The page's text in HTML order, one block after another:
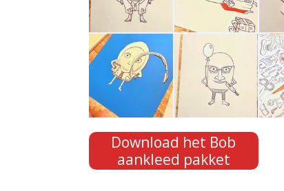
Download het Bob
aankleed pakket